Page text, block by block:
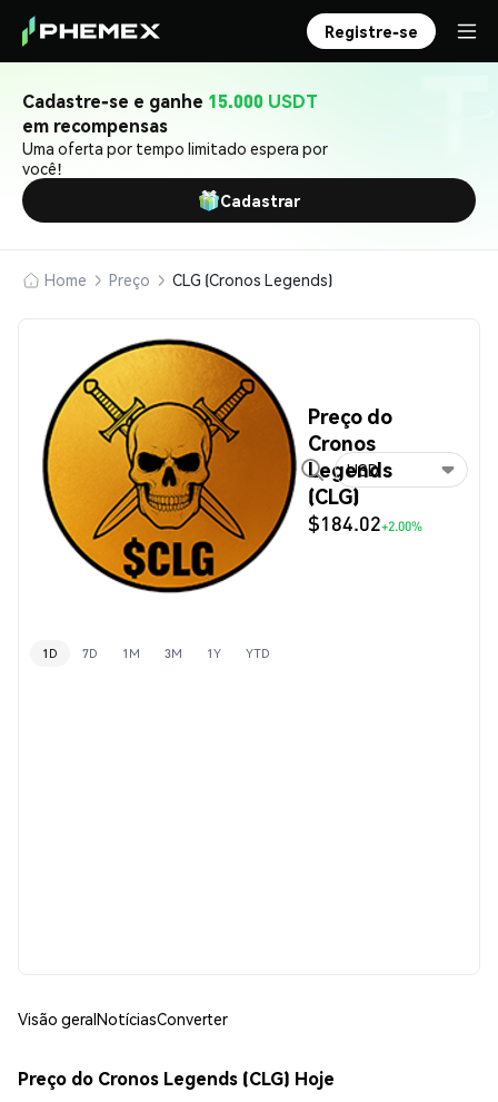
Registre-se
Cadastre-se e ganhe 15.000 USDT
em recompensas
Uma oferta por tempo limitado espera por
você!
Cadastrar
Home Preço CLG (Cronos Legends)
Preço do
Cronos
Legends
(CLG)
$184.02+2.00%
USD
1D 7D 1M 3M 1Y YTD
Visão geralNotíciasConverter
Preço do Cronos Legends (CLG) Hoje